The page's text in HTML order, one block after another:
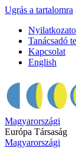
Ugrás a tartalomra
Tanácsadó
Kapcsolat
English
Magyarországi
Európa Társaság
Magyarországi